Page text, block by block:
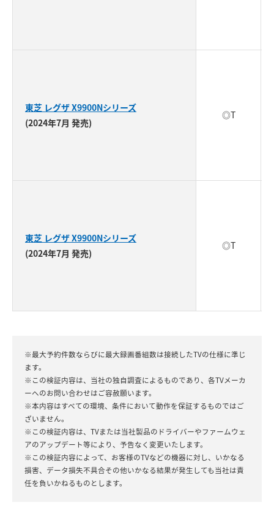
東芝 レグザ X9900Nシリーズ
(2024年7月 発売)
◎T
東芝 レグザ X9900Nシリーズ
(2024年7月 発売)
◎T
※最大予約件数ならびに最大録画番組数は接続したTVの仕様に準じ
ます。
※この検証内容は、当社の独自調査によるものであり、各TVメーカ
ーへのお問い合わせはご容赦願います。
※本内容はすべての環境、条件において動作を保証するものではご
ざいません。
※この検証内容は、TVまたは当社製品のドライバーやファームウェ
アのアップデート等により、予告なく変更いたします。
※この検証内容によって、お客様のTVなどの機器に対し、いかなる
損害、データ損失不具合その他いかなる結果が発生しても当社は責
任を負いかねるものとします。